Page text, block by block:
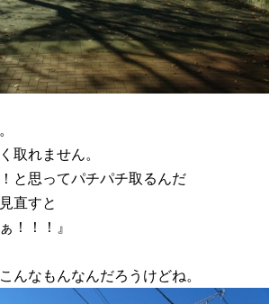
取れません。
と思ってパチパチ取るんだ
直すと
！！！』
んなもんなんだろうけどね。